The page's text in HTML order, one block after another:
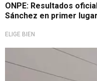
ONPE: Resultados
Sánchez en primer
ELIGE BIEN
A tomar en cuenta